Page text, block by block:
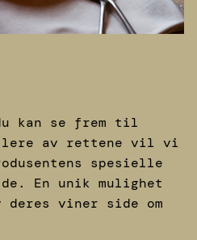
kan se frem til
flere av rettene vil vi
spesielle
En unik mulighet
deres viner side om